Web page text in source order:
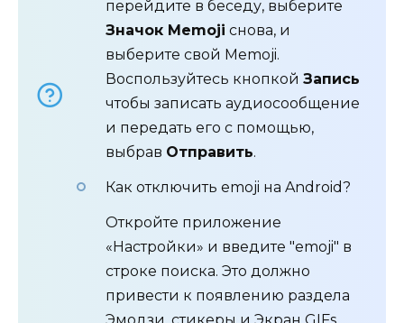
перейдите в беседу, выберите
Значок Memoji снова, и
выберите свой Memoji.
Воспользуйтесь кнопкой Запись
чтобы записать аудиосообщение
и передать его с помощью,
выбрав Отправить.
Как отключить emoji на Android?
Откройте приложение
«Настройки» и введите "emoji" в
строке поиска. Это должно
привести к появлению раздела